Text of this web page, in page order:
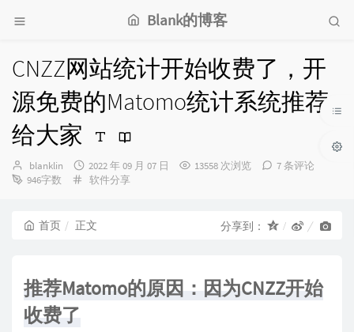
Blank的博客
CNZZ网站统计开始收费了，开
源免费的Matomo统计系统推荐
给大家
博
主：
blanklin
发
布
2022 年 09 月 07 日 13558 次浏览
7 条评论
946字数
分
软件分享
首页 正文 分享到：
推荐Matomo的原因：因为CNZZ开始
收费了